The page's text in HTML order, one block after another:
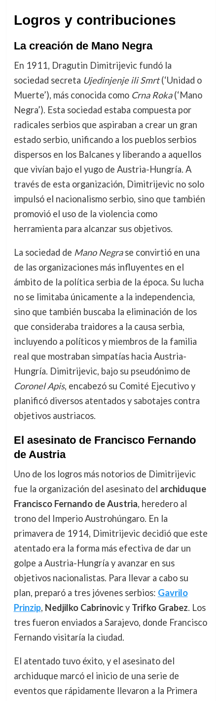
Logros y contribuciones
La creación de Mano Negra
En 1911, Dragutin Dimitrijevic fundó la
sociedad secreta Ujedinjenje ili Smrt(‘Unidad o
Muerte’), más conocida como Crna Roka(‘Mano
Negra’). Esta sociedad estaba compuesta por
radicales serbios que aspiraban a crear un gran
estado serbio, unificando a los pueblos serbios
dispersos en los Balcanes y liberando a aquellos
que vivían bajo el yugo de Austria-Hungría. A
través de esta organización, Dimitrijevic no solo
impulsó el nacionalismo serbio, sino que también
promovió el uso de la violencia como
herramienta para alcanzar sus objetivos.
La sociedad de Mano Negrase convirtió en una
de las organizaciones más influyentes en el
ámbito de la política serbia de la época. Su lucha
no se limitaba únicamente a la independencia,
sino que también buscaba la eliminación de los
que consideraba traidores a la causa serbia,
incluyendo a políticos y miembros de la familia
real que mostraban simpatías hacia Austria-
Hungría. Dimitrijevic, bajo su pseudónimo de
Coronel Apis, encabezó su Comité Ejecutivo y
planificó diversos atentados y sabotajes contra
objetivos austriacos.
El asesinato de Francisco Fernando
de Austria
Uno de los logros más notorios de Dimitrijevic
fue la organización del asesinato del archiduque
Francisco Fernando de Austria, heredero al
trono del Imperio Austrohúngaro. En la
primavera de 1914, Dimitrijevic decidió que este
atentado era la forma más efectiva de dar un
golpe a Austria-Hungría y avanzar en sus
objetivos nacionalistas. Para llevar a cabo su
plan, preparó a tres jóvenes serbios: Gavrilo
Prinzip, Nedjilko Cabrinovicy Trifko Grabez. Los
tres fueron enviados a Sarajevo, donde Francisco
Fernando visitaría la ciudad.
El atentado tuvo éxito, y el asesinato del
archiduque marcó el inicio de una serie de
eventos que rápidamente llevaron a la Primera